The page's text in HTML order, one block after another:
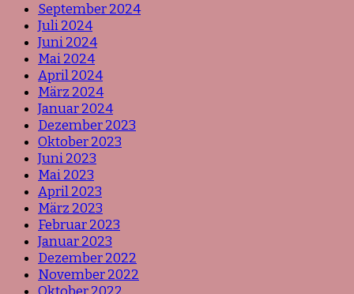
September 2024
Juli 2024
Juni 2024
Mai 2024
April 2024
März 2024
Januar 2024
Dezember 2023
Oktober 2023
Juni 2023
Mai 2023
April 2023
März 2023
Februar 2023
Januar 2023
Dezember 2022
November 2022